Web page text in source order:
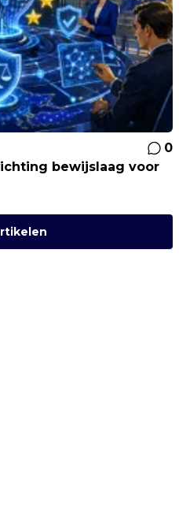
0
bewijslaag voor